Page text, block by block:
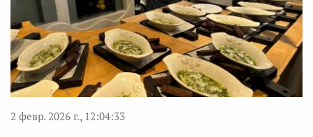
2 февр. 2026 г., 12:04:33